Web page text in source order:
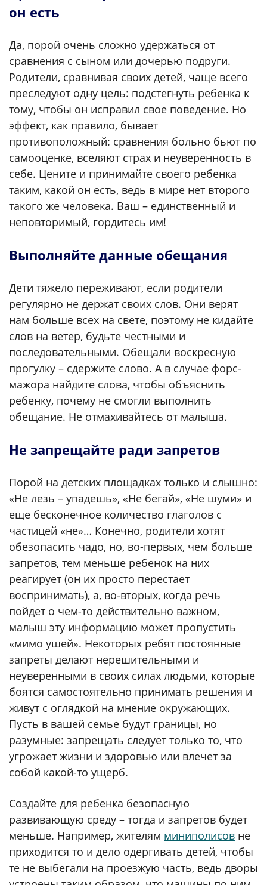
он есть
Да, порой очень сложно удержаться от
сравнения с сыном или дочерью подруги.
Родители, сравнивая своих детей, чаще всего
преследуют одну цель: подстегнуть ребенка к
тому, чтобы он исправил свое поведение. Но
эффект, как правило, бывает
противоположный: сравнения больно бьют по
самооценке, вселяют страх и неуверенность в
себе. Цените и принимайте своего ребенка
таким, какой он есть, ведь в мире нет второго
такого же человека. Ваш – единственный и
неповторимый, гордитесь им!
Выполняйте данные обещания
Дети тяжело переживают, если родители
регулярно не держат своих слов. Они верят
нам больше всех на свете, поэтому не кидайте
слов на ветер, будьте честными и
последовательными. Обещали воскресную
прогулку – сдержите слово. А в случае форс-
мажора найдите слова, чтобы объяснить
ребенку, почему не смогли выполнить
обещание. Не отмахивайтесь от малыша.
Не запрещайте ради запретов
Порой на детских площадках только и слышно:
«Не лезь – упадешь», «Не бегай», «Не шуми» и
еще бесконечное количество глаголов с
частицей «не»… Конечно, родители хотят
обезопасить чадо, но, во-первых, чем больше
запретов, тем меньше ребенок на них
реагирует (он их просто перестает
воспринимать), а, во-вторых, когда речь
пойдет о чем-то действительно важном,
малыш эту информацию может пропустить
«мимо ушей». Некоторых ребят постоянные
запреты делают нерешительными и
неуверенными в своих силах людьми, которые
боятся самостоятельно принимать решения и
живут с оглядкой на мнение окружающих.
Пусть в вашей семье будут границы, но
разумные: запрещать следует только то, что
угрожает жизни и здоровью или влечет за
собой какой-то ущерб.
Создайте для ребенка безопасную
развивающую среду – тогда и запретов будет
меньше. Например, жителям миниполисов не
приходится то и дело одергивать детей, чтобы
те не выбегали на проезжую часть, ведь дворы